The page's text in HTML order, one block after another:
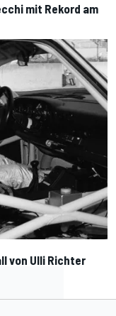
mit Rekord am
von Ulli Richter